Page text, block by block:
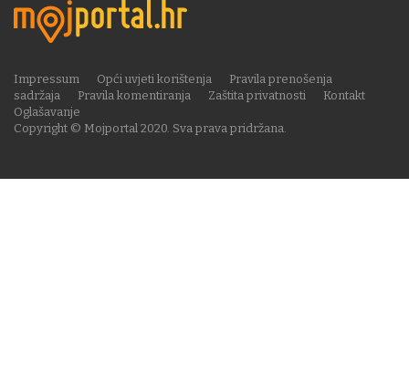
Copyright © Mojportal 2020. Sva prava pridržana.
Impressum Opći uvjeti korištenja
Pravila prenošenja
sadržaja
Pravila komentiranja Zaštita privatnosti
Kontakt
Oglašavanje